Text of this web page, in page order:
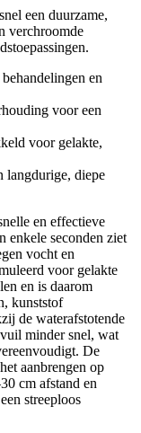
een duurzame,
verchroomde
en
voor een
voor gelakte,
langdurige, diepe
en effectieve
enkele seconden ziet
vocht en
voor gelakte
en is daarom
kunststof
de waterafstotende
minder snel, wat
De
aanbrengen op
cm afstand en
streeploos